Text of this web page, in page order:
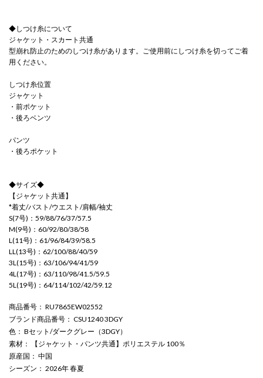
◆しつけ糸について
ジャケット・スカート共通
型崩れ防止のためのしつけ糸があります。ご使用前にしつけ糸を切ってご着
用ください。
しつけ糸位置
ジャケット
・前ポケット
・後ろベンツ
パンツ
・後ろポケット
◆サイズ◆
【ジャケット共通】
*着丈/バスト/ウエスト/肩幅/袖丈
S(7号)：59/88/76/37/57.5
M(9号)：60/92/80/38/58
L(11号)：61/96/84/39/58.5
LL(13号)：62/100/88/40/59
3L(15号)：63/106/94/41/59
4L(17号)：63/110/98/41.5/59.5
5L(19号)：64/114/102/42/59.12
商品番号 ： RU7865EW02552
ブランド商品番号 ： CSU1240 3DGY
色 ： Bセット/ダークグレー（3DGY）
素材 ： 【ジャケット・パンツ共通】ポリエステル 100％
原産国 ： 中国
シーズン ： 2026年 春夏